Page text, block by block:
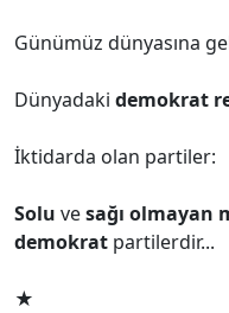
Günümüz dünyasına
Dünyadaki demokrat
İktidarda olan partiler:
Solu vesağı olmayan
demokrat partilerdir...
★